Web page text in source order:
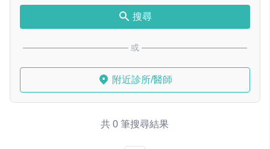
搜尋
或
附近診所/醫師
共 0 筆搜尋結果